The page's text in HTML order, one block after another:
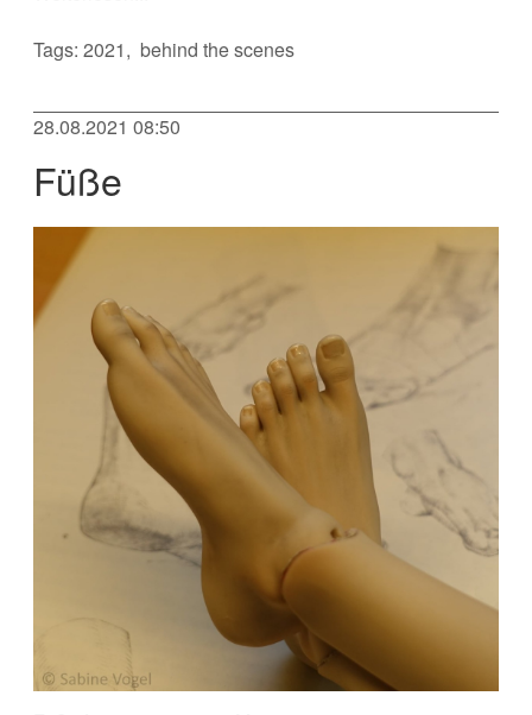
Tags:2021 behind the scenes
28.08.2021 08:50
Füße